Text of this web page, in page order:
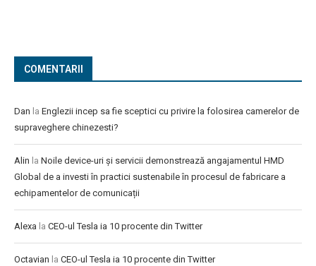
COMENTARII
Dan la Englezii incep sa fie sceptici cu privire la folosirea camerelor de
supraveghere chinezesti?
Alin la Noile device-uri și servicii demonstrează angajamentul HMD
Global de a investi în practici sustenabile în procesul de fabricare a
echipamentelor de comunicații
Alexa la CEO-ul Tesla ia 10 procente din Twitter
Octavian la CEO-ul Tesla ia 10 procente din Twitter